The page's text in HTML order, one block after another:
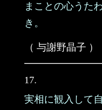
まことの心うた
き。
（ 与謝野晶子 ）
17.
実相に観入して